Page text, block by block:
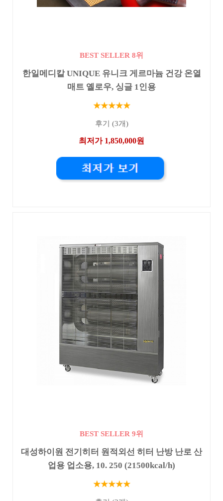
BEST SELLER 8위
한일메디칼 UNIQUE 유니크 게르마늄 건강 온열
매트 옐로우, 싱글 1인용
★★★★★
후기 (3개)
최저가 1,850,000원
BEST SELLER 9위
대성하이원 전기히터 원적외선 히터 난방 난로 산
업용 업소용, 10. 250 (21500kcal/h)
★★★★★